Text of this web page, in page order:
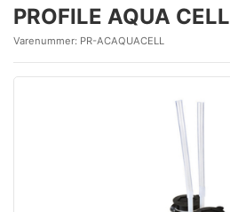
PROFILE AQUA CELL
Varenummer: PR-ACAQUACELL